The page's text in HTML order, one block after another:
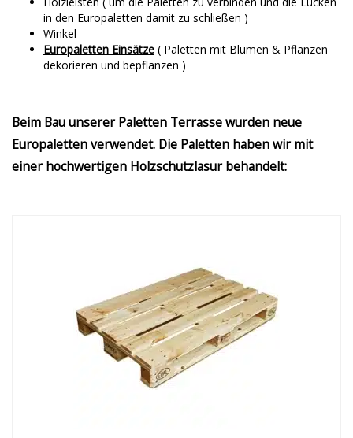
in den Europaletten damit zu schließen )
Winkel
Europaletten Einsätze ( Paletten mit Blumen & Pflanzen
dekorieren und bepflanzen )
Beim Bau unserer Paletten Terrasse wurden neue
Europaletten verwendet. Die Paletten haben wir mit
einer hochwertigen Holzschutzlasur behandelt: